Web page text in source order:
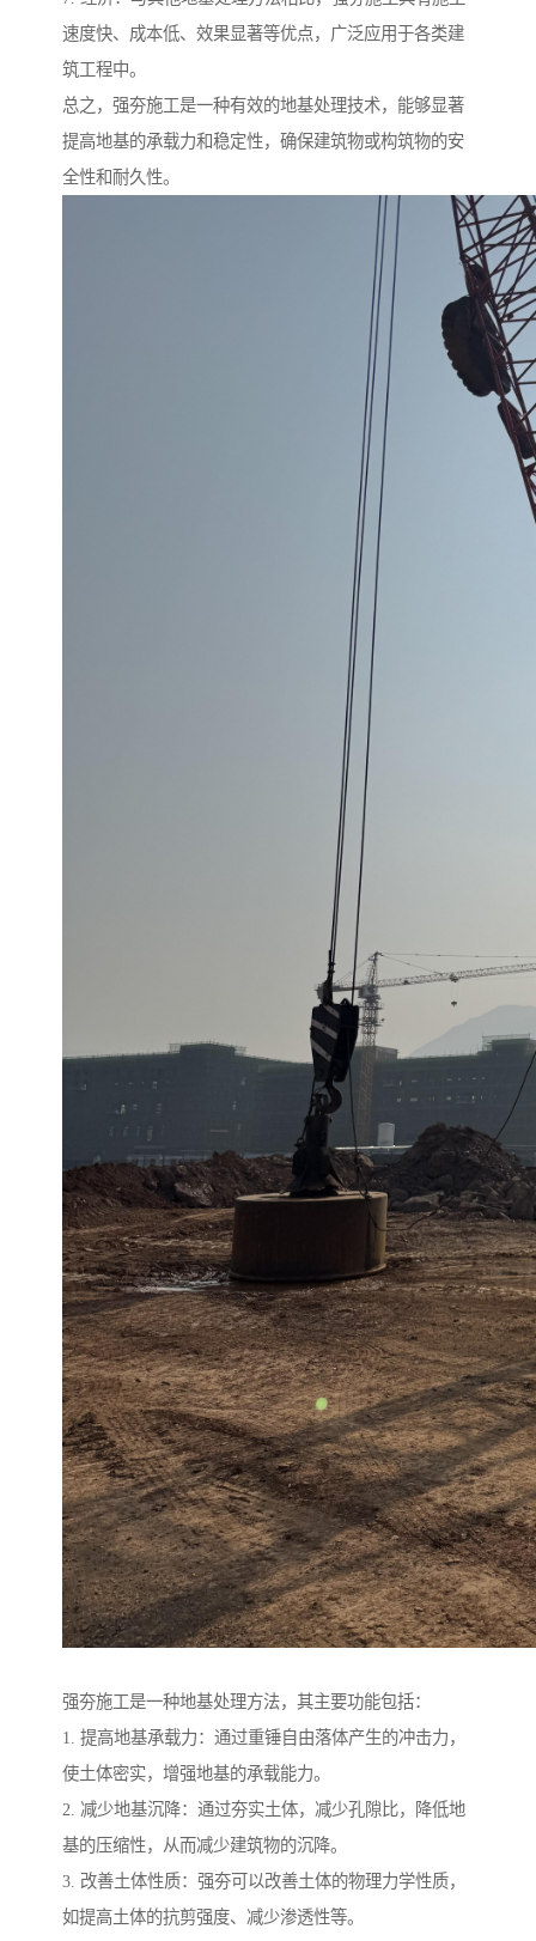
速度快、成本低、效果显著等优点，广泛应用于各类建
筑工程中。
总之，强夯施工是一种有效的地基处理技术，能够显著
提高地基的承载力和稳定性，确保建筑物或构筑物的安
全性和耐久性。
强夯施工是一种地基处理方法，其主要功能包括：
1. 提高地基承载力：通过重锤自由落体产生的冲击力，
使土体密实，增强地基的承载能力。
2. 减少地基沉降：通过夯实土体，减少孔隙比，降低地
基的压缩性，从而减少建筑物的沉降。
3. 改善土体性质：强夯可以改善土体的物理力学性质，
如提高土体的抗剪强度、减少渗透性等。